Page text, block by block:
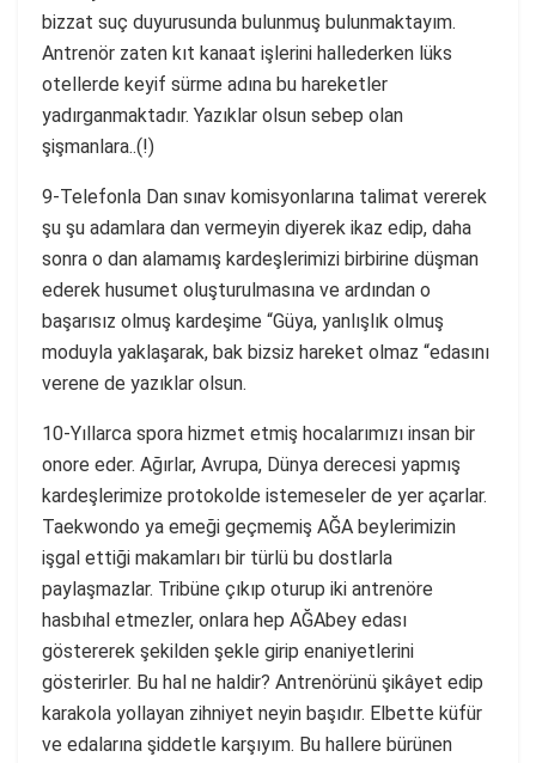
bizzat suç duyurusunda bulunmuş bulunmaktayım.
Antrenör zaten kıt kanaat işlerini hallederken lüks
otellerde keyif sürme adına bu hareketler
yadırganmaktadır. Yazıklar olsun sebep olan
şişmanlara..(!)
9-Telefonla Dan sınav komisyonlarına talimat vererek
şu şu adamlara dan vermeyin diyerek ikaz edip, daha
sonra o dan alamamış kardeşlerimizi birbirine düşman
ederek husumet oluşturulmasına ve ardından o
başarısız olmuş kardeşime “Güya, yanlışlık olmuş
moduyla yaklaşarak, bak bizsiz hareket olmaz “edasını
verene de yazıklar olsun.
10-Yıllarca spora hizmet etmiş hocalarımızı insan bir
onore eder. Ağırlar, Avrupa, Dünya derecesi yapmış
kardeşlerimize protokolde istemeseler de yer açarlar.
Taekwondo ya emeği geçmemiş AĞA beylerimizin
işgal ettiği makamları bir türlü bu dostlarla
paylaşmazlar. Tribüne çıkıp oturup iki antrenöre
hasbıhal etmezler, onlara hep AĞAbey edası
göstererek şekilden şekle girip enaniyetlerini
gösterirler. Bu hal ne haldir? Antrenörünü şikâyet edip
karakola yollayan zihniyet neyin başıdır. Elbette küfür
ve edalarına şiddetle karşıyım. Bu hallere bürünen